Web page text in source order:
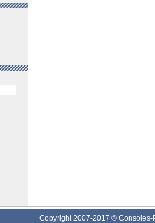
Copyright 2007-2017 © Consoles-